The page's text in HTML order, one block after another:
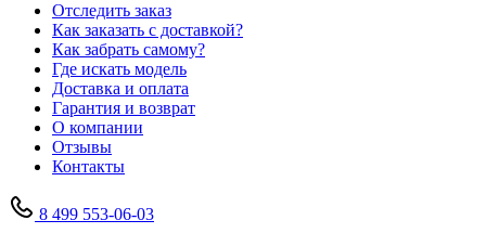
Отследить заказ
Как заказать с доставкой?
Как забрать самому?
Где искать модель
Доставка и оплата
Гарантия и возврат
О компании
Отзывы
Контакты
8 499 553-06-03